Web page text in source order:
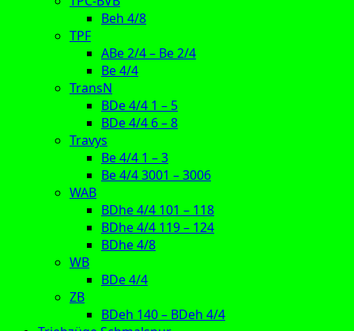
Beh 4/8
TPF
ABe 2/4 – Be 2/4
Be 4/4
TransN
BDe 4/4 1 – 5
BDe 4/4 6 – 8
Travys
Be 4/4 1 – 3
Be 4/4 3001 – 3006
WAB
BDhe 4/4 101 – 118
BDhe 4/4 119 – 124
BDhe 4/8
WB
BDe 4/4
ZB
BDeh 140 – BDeh 4/4